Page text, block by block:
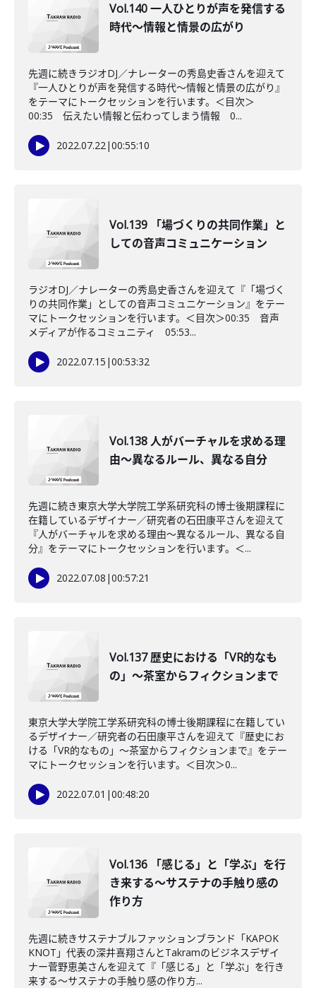
Vol.140 一人ひとりが声を発信する
時代～情報と情景の広がり
先週に続きラジオDJ／ナレーターの秀島史香さんを迎えて
『一人ひとりが声を発信する時代～情報と情景の広がり』
をテーマにトークセッションを行います。＜目次＞
00:35 伝えたい情報と伝わってしまう情報 0...
2022.07.22|00:55:10
Vol.139 「場づくりの共同作業」と
しての音声コミュニケーション
ラジオDJ／ナレーターの秀島史香さんを迎えて『「場づく
りの共同作業」としての音声コミュニケーション』をテー
マにトークセッションを行います。＜目次＞00:35 音声
メディアが作るコミュニティ 05:53...
2022.07.15 |00:53:32
Vol.138 人がバーチャルを求める理
由～異なるルール、異なる自分
先週に続き東京大学大学院工学系研究科の博士後期課程に
在籍しているデザイナー／研究者の石田康平さんを迎えて
『人がバーチャルを求める理由～異なるルール、異なる自
分』をテーマにトークセッションを行います。＜...
2022.07.08 |00:57:21
Vol.137 歴史における「VR的なも
の」～茶室からフィクションまで
東京大学大学院工学系研究科の博士後期課程に在籍してい
るデザイナー／研究者の石田康平さんを迎えて『歴史にお
ける「VR的なもの」～茶室からフィクションまで』をテー
マにトークセッションを行います。＜目次＞0...
2022.07.01 |00:48:20
Vol.136 「感じる」と「学ぶ」を行
き来する～サステナの手触り感の
作り方
先週に続きサステナブルファッションブランド「KAPOK
KNOT」代表の深井喜翔さんとTakramのビジネスデザイ
ナー菅野恵美さんを迎えて『「感じる」と「学ぶ」を行き
来する～サステナの手触り感の作り方...